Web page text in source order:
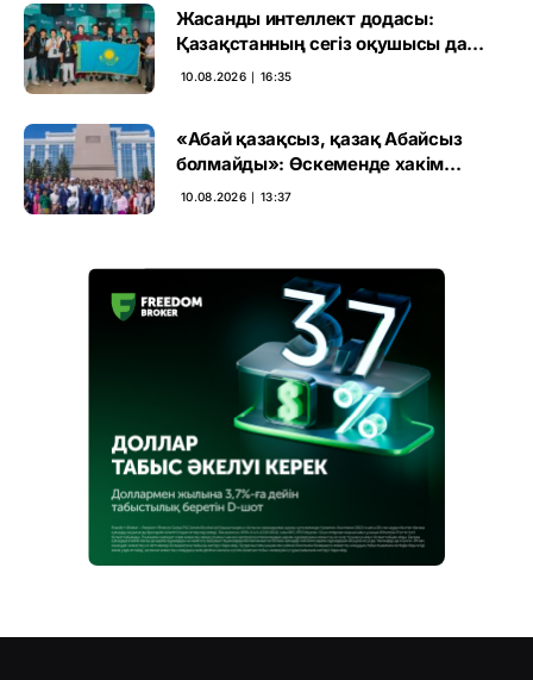
Жасанды интеллект додасы:
Қазақстанның сегіз оқушысы да
жүлдеге ілікті
10.08.2026 ∣ 16:35
«Абай қазақсыз, қазақ Абайсыз
болмайды»: Өскеменде хакім
рухына тағзым етілді
10.08.2026 ∣ 13:37